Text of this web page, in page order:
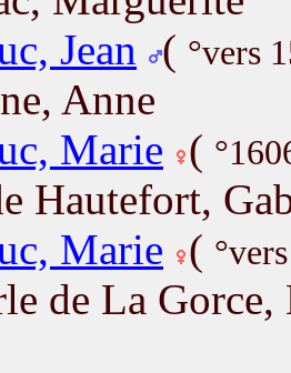
Jean
( °vers
Anne
Marie (
Hautefort,
Marie (
de La Gorce,